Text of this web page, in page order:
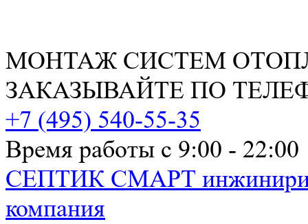
МОНТАЖ СИСТЕМ
ЗАКАЗЫВАЙТЕ ПО
+7 (495) 540-55-35
Время работы с 9:00 - 22:00
СЕПТИК СМАРТ
компания